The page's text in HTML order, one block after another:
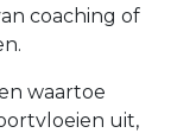
coaching of
waartoe
uit,